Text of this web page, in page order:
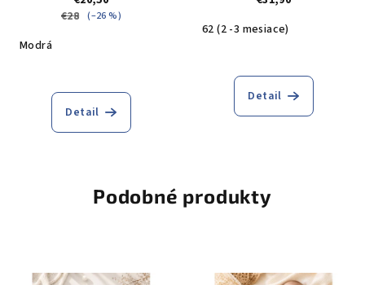
€28 (–26 %)
Modrá
Detail
62 (2 -3 mesiace)
Detail
Podobné produkty